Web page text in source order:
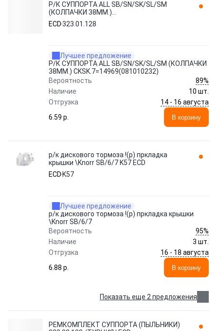
Р/К СУППОРТА ALL SB/SN/SK/SL/SM
(КОЛПАЧКИ 38MM.)
CKSK.7=14969(081010232) 323.01.128 ECD
ECD323.01.128
Лучшее предложение
Р/К СУППОРТА ALL SB/SN/SK/SL/SM (КОЛПАЧКИ
38MM.) CKSK.7=14969(081010232)
Вероятность
89%
Наличие
10 шт.
Отгрузка
14 - 16 августа
6.59 p.
В корзину
р/к дискового тормоза !(р) пркладка
крышки \Knorr SB/6/7 K57 ECD
ECD K57
Лучшее предложение
р/к дискового тормоза !(р) пркладка крышки
\Knorr SB/6/7
Вероятность
95%
Наличие
3 шт.
Отгрузка
16 - 18 августа
6.88 p.
В корзину
Показать еще 2 предложения
РЕМКОМПЛЕКТ СУППОРТА (ПЫЛЬНИКИ)